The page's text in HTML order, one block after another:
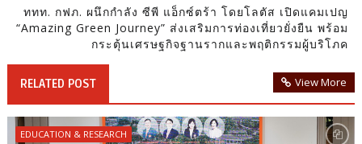
ททท. กฟภ. ผนึกกำลัง ซีพี แอ็กซ์ตร้า โดยโลตัส เปิดแคมเปญ
“Amazing Green Journey” ส่งเสริมการท่องเที่ยวยั่งยืน พร้อม
กระตุ้นเศรษฐกิจฐานรากและพฤติกรรมผู้บริโภค
RELATED POST View More
EDUCATION & RESEARCH